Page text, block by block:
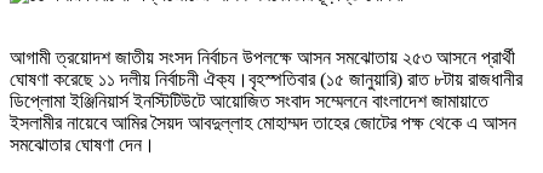
আগামী ত্রয়োদশ জাতীয় সংসদ নির্বাচন উপলক্ষে আসন সমঝোতায় ২৫৩ আসনে প্রার্থী
ঘোষণা করেছে ১১ দলীয় নির্বাচনী ঐক‍্য।বৃহস্পতিবার (১৫ জানুয়ারি) রাত ৮টায় রাজধানীর
ডিপ্লোমা ইঞ্জিনিয়ার্স ইনস্টিটিউটে আয়োজিত সংবাদ সম্মেলনে বাংলাদেশ জামায়াতে
ইসলামীর নায়েবে আমির সৈয়দ আবদুল্লাহ মোহাম্মদ তাহের জোটের পক্ষ থেকে এ আসন
সমঝোতার ঘোষণা দেন।